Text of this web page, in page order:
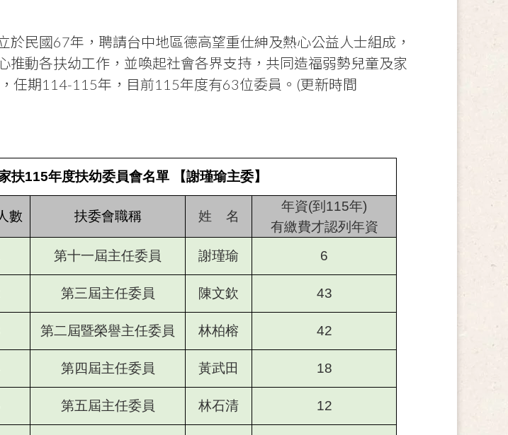
於民國67年，聘請台中地區德高望重仕紳及熱心公益人士組成，
推動各扶幼工作，並喚起社會各界支持，共同造福弱勢兒童及家
任期114-115年，目前115年度有63位委員。(更新時間
扶115年度扶幼委員會名單 【謝瑾瑜主委】
數 扶委會職稱 姓 名
年資(到115年)
有繳費才認列年資
第十一屆主任委員 謝瑾瑜 6
第三屆主任委員 陳文欽 43
第二屆暨榮譽主任委員 林柏榕 42
第四屆主任委員 黃武田 18
第五屆主任委員 林石清 12